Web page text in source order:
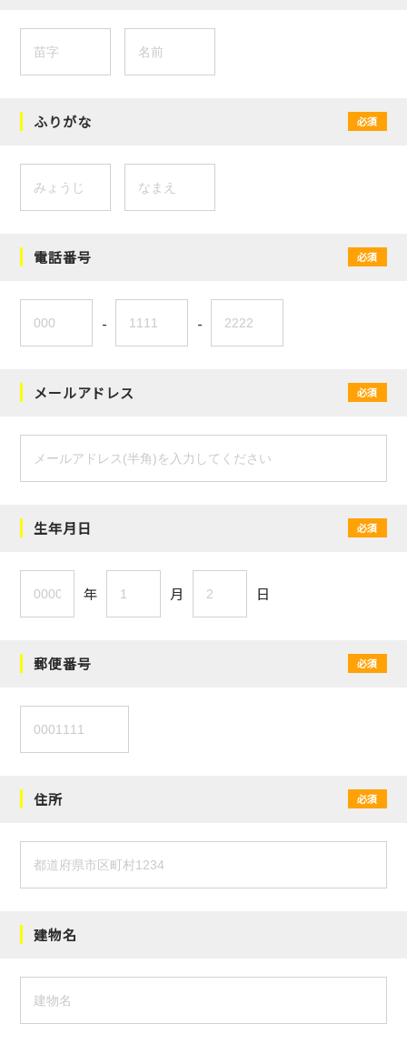
ふりがな 必須
電話番号 必須
- -
メールアドレス 必須
生年月日 必須
年 月 日
郵便番号 必須
住所 必須
建物名